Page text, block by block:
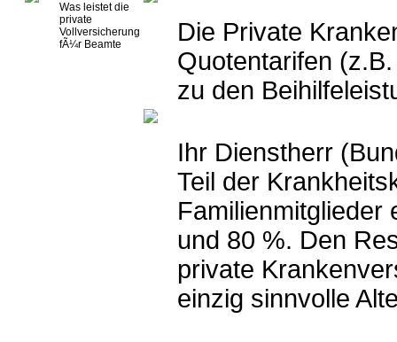
Was leistet die
private
Vollversicherung
fÃ¼r Beamte
Die Private
Quotentarifen
zu den
Ihr Dienstherr
Teil der
Familienmitglieder
und 80 %. Den
private
einzig sinnvolle